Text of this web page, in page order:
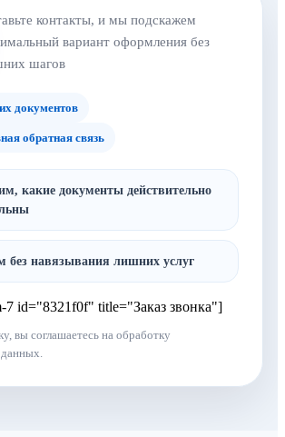
контакты, и мы подскажем
вариант оформления без
шагов
документов
обратная связь
какие документы действительно
без навязывания лишних услуг
7 id="8321f0f" title="Заказ звонка"]
вы соглашаетесь на обработку